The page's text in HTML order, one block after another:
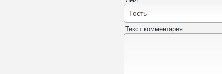
Текст комментария